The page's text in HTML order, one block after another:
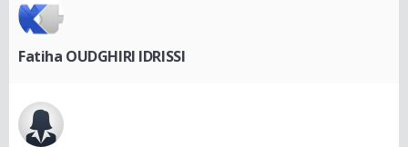
Fatiha OUDGHIRI IDRISSI